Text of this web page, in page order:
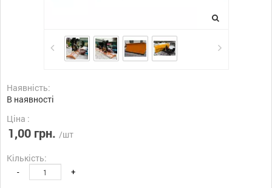
Наявність:
В наявності
Ціна :
1,00 грн. /шт
Кількість:
- +